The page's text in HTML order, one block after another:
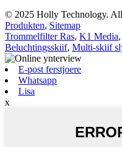
© 2025 Holly Technology.
Produkten, Sitemap
Trommelfilter Ras, K1 Media,
Beluchtingsskiif, Multi-skiif
E-post ferstjoere
Whatsapp
Lisa
x